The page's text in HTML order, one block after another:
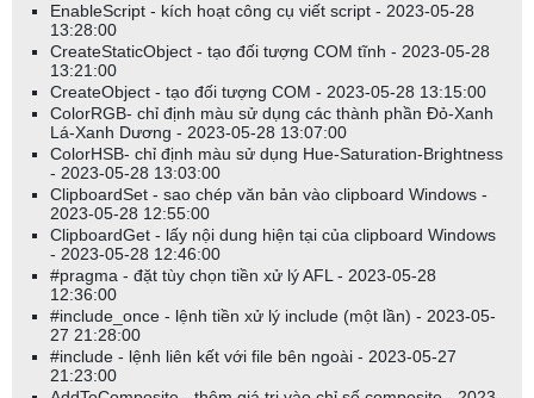
EnableScript - kích hoạt công cụ viết script - 2023-05-28
13:28:00
CreateStaticObject - tạo đối tượng COM tĩnh - 2023-05-28
13:21:00
CreateObject - tạo đối tượng COM - 2023-05-28 13:15:00
ColorRGB- chỉ định màu sử dụng các thành phần Đỏ-Xanh
Lá-Xanh Dương - 2023-05-28 13:07:00
ColorHSB- chỉ định màu sử dụng Hue-Saturation-Brightness
- 2023-05-28 13:03:00
ClipboardSet - sao chép văn bản vào clipboard Windows -
2023-05-28 12:55:00
ClipboardGet - lấy nội dung hiện tại của clipboard Windows
- 2023-05-28 12:46:00
#pragma - đặt tùy chọn tiền xử lý AFL - 2023-05-28
12:36:00
#include_once - lệnh tiền xử lý include (một lần) - 2023-05-
27 21:28:00
#include - lệnh liên kết với file bên ngoài - 2023-05-27
21:23:00